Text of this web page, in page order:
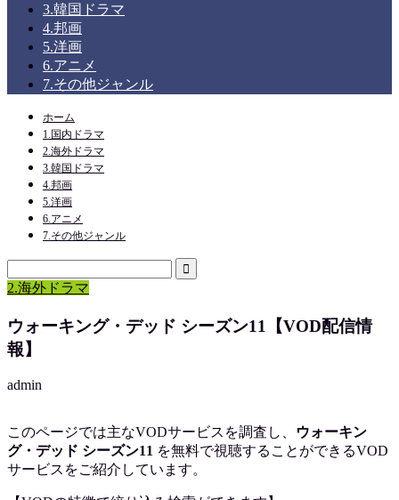
3.韓国ドラマ
4.邦画
5.洋画
6.アニメ
7.その他ジャンル
ホーム
1.国内ドラマ
2.海外ドラマ
3.韓国ドラマ
4.邦画
5.洋画
6.アニメ
7.その他ジャンル
2.海外ドラマ
ウォーキング・デッド シーズン11【VOD配信情
報】
admin
このページでは主なVODサービスを調査し、
ウォーキン
グ・デッド シーズン11 を無料で視聴することができるVOD
サービスをご紹介しています。